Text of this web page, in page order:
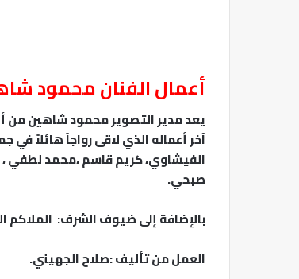
أعمال الفنان محمود
يعد مدير التصوير محمود شاهين من
ٱخر أعماله الذي لاقى رواجاً هائلاً
الفيشاوي، كريم قاسم ،محمد لطفي
صبحي.
بالإضافة إلى ضيوف الشرف: الملاكم
العمل من تأليف :صلاح الجهيني.